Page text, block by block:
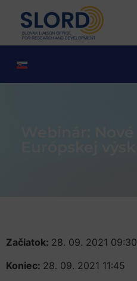
Začiatok: 28. 09. 2021 09:30
Koniec: 28. 09. 2021 11:45